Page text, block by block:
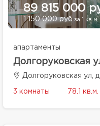
89 815 000
1 150 000 руб за 1 кв.м.
апартаменты
Долгоруковская
Долгоруковская ул,
3 комнаты 78.1 кв.м.